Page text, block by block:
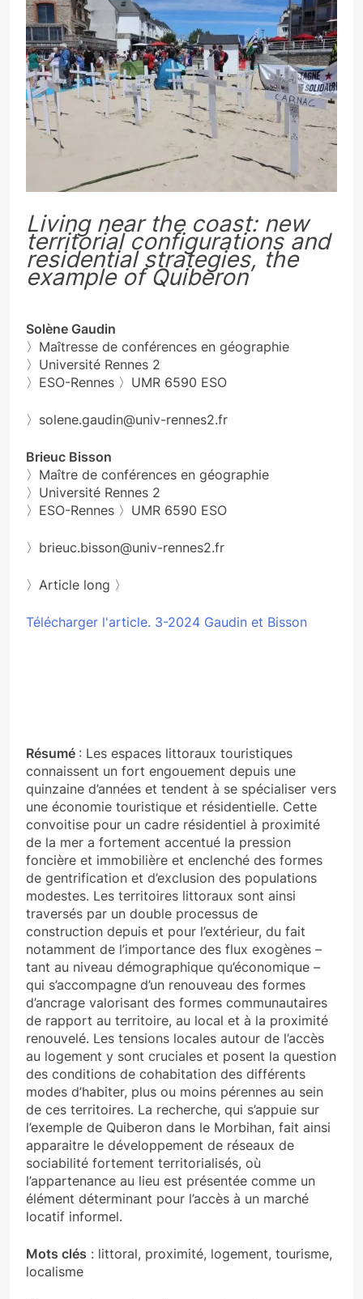
Living near the coast: new
territorial configurations and
residential strategies, the
example of Quiberon
Solène Gaudin
〉Maîtresse de conférences en géographie
〉Université Rennes 2
〉ESO-Rennes 〉UMR 6590 ESO
〉solene.gaudin@univ-rennes2.fr
Brieuc Bisson
〉Maître de conférences en géographie
〉Université Rennes 2
〉ESO-Rennes 〉UMR 6590 ESO
〉brieuc.bisson@univ-rennes2.fr
〉Article long 〉
Télécharger l'article. 3-2024 Gaudin et Bisson
Résumé : Les espaces littoraux touristiques
connaissent un fort engouement depuis une
quinzaine d’années et tendent à se spécialiser vers
une économie touristique et résidentielle. Cette
convoitise pour un cadre résidentiel à proximité
de la mer a fortement accentué la pression
foncière et immobilière et enclenché des formes
de gentrification et d’exclusion des populations
modestes. Les territoires littoraux sont ainsi
traversés par un double processus de
construction depuis et pour l’extérieur, du fait
notamment de l’importance des flux exogènes –
tant au niveau démographique qu’économique –
qui s’accompagne d’un renouveau des formes
d’ancrage valorisant des formes communautaires
de rapport au territoire, au local et à la proximité
renouvelé. Les tensions locales autour de l’accès
au logement y sont cruciales et posent la question
des conditions de cohabitation des différents
modes d’habiter, plus ou moins pérennes au sein
de ces territoires. La recherche, qui s’appuie sur
l’exemple de Quiberon dans le Morbihan, fait ainsi
apparaitre le développement de réseaux de
sociabilité fortement territorialisés, où
l’appartenance au lieu est présentée comme un
élément déterminant pour l’accès à un marché
locatif informel.
Mots clés : littoral, proximité, logement, tourisme,
localisme